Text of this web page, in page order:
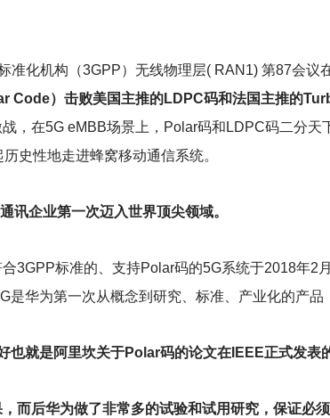
准化机构（3GPP）无线物理层( RAN1) 第87会议
Code）击败美国主推的LDPC码和法国主推的
，在5G eMBB场景上，Polar码和LDPC码二分
史性地走进蜂窝移动通信系统。
讯企业第一次迈入世界顶尖领域。
3GPP标准的、支持Polar码的5G系统于2018年2
是华为第一次从概念到研究、标准、产业化的产品
也就是阿里坎关于Polar码的论文在IEEE正式发表
而后华为做了非常多的试验和试用研究，保证必